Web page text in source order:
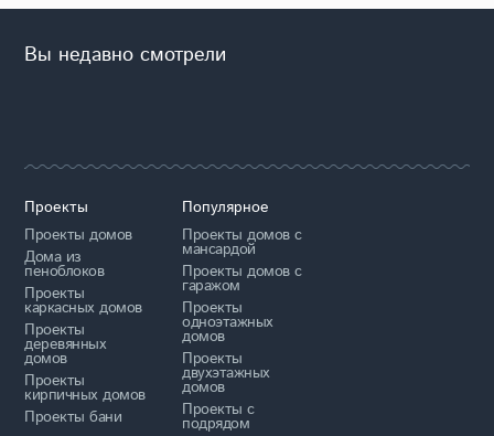
Вы недавно смотрели
Проекты
Проекты домов
Дома из
пеноблоков
Проекты
каркасных домов
Проекты
деревянных
домов
Проекты
кирпичных домов
Проекты бани
Популярное
Проекты домов с
мансардой
Проекты домов с
гаражом
Проекты
одноэтажных
домов
Проекты
двухэтажных
домов
Проекты с
подрядом